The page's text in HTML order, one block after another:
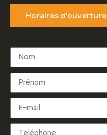
Horaires d'ouverture